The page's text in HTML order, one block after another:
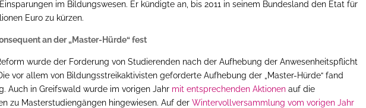
im Bildungswesen. Er kündigte an, bis 2011 in seinem Bundesland den Etat für
Euro zu kürzen.
an der „Master-Hürde“ fest
wurde der Forderung von Studierenden nach der Aufhebung der Anwesenheitspflicht
vor allem von Bildungsstreikaktivisten geforderte Aufhebung der „Master-Hürde“ fand
Auch in Greifswald wurde im vorigen Jahr mit entsprechenden Aktionen auf die
zu Masterstudiengängen hingewiesen. Auf derWintervollversammlung vom vorigen Jahr